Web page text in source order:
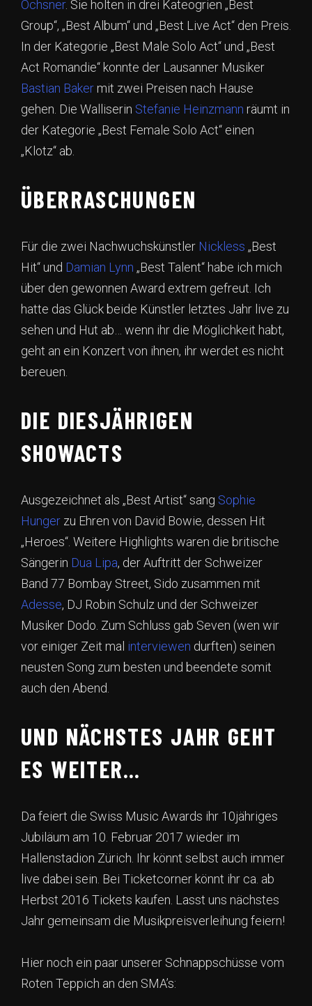
Ochsner. Sie holten in drei Kateogrien „Best
Group“, „Best Album“ und „Best Live Act“ den Preis.
In der Kategorie „Best Male Solo Act“ und „Best
Act Romandie“ konnte der Lausanner Musiker
Bastian Baker mit zwei Preisen nach Hause
gehen. Die Walliserin Stefanie Heinzmann räumt in
der Kategorie „Best Female Solo Act“ einen
„Klotz“ ab.
ÜBERRASCHUNGEN
Für die zwei Nachwuchskünstler Nickless „Best
Hit“ und Damian Lynn „Best Talent“ habe ich mich
über den gewonnen Award extrem gefreut. Ich
hatte das Glück beide Künstler letztes Jahr live zu
sehen und Hut ab… wenn ihr die Möglichkeit habt,
geht an ein Konzert von ihnen, ihr werdet es nicht
bereuen.
DIE DIESJÄHRIGEN
SHOWACTS
Ausgezeichnet als „Best Artist“ sang Sophie
Hunger zu Ehren von David Bowie, dessen Hit
„Heroes“. Weitere Highlights waren die britische
Sängerin Dua Lipa, der Auftritt der Schweizer
Band 77 Bombay Street, Sido zusammen mit
Adesse, DJ Robin Schulz und der Schweizer
Musiker Dodo. Zum Schluss gab Seven (wen wir
vor einiger Zeit mal interviewen durften) seinen
neusten Song zum besten und beendete somit
auch den Abend.
UND NÄCHSTES JAHR GEHT
ES WEITER…
Da feiert die Swiss Music Awards ihr 10jähriges
Jubiläum am 10. Februar 2017 wieder im
Hallenstadion Zürich. Ihr könnt selbst auch immer
live dabei sein. Bei Ticketcorner könnt ihr ca. ab
Herbst 2016 Tickets kaufen. Lasst uns nächstes
Jahr gemeinsam die Musikpreisverleihung feiern!
Hier noch ein paar unserer Schnappschüsse vom
Roten Teppich an den SMA’s: